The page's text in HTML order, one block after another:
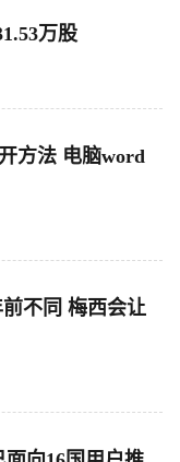
万股
方法 电脑word
不同 梅西会让